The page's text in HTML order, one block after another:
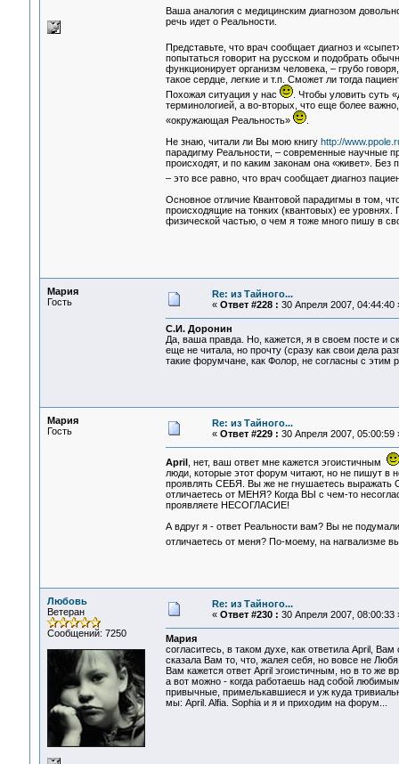
Ваша аналогия с медицинским диагнозом
речь идет о Реальности.
Представьте, что врач сообщает диагноз и
попытаться говорит на русском и подобрать
функционирует организм человека, – грубо
такое сердце, легкие и т.п. Сможет ли тогда
Похожая ситуация у нас
. Чтобы уловить суть
терминологией, а во-вторых, что еще более
«окружающая Реальность»
.
Не знаю, читали ли Вы мою книгу http://
парадигму Реальности, – современные научные
происходят, и по каким законам она «живет». Без
– это все равно, что врач сообщает диагноз
Основное отличие Квантовой парадигмы в том,
происходящие на тонких (квантовых) ее
физической частью, о чем я тоже много пишу в
Мария
Гость
Re: из Тайного...
« Ответ #228 : 30 Апреля 2007, 04:44:40
С.И. Доронин
Да, ваша правда. Но, кажется, я в своем посте и
еще не читала, но прочту (сразу как свои дела
такие форумчане, как Фолор, не согласны с этим
Мария
Гость
Re: из Тайного...
« Ответ #229 : 30 Апреля 2007, 05:00:59
April
, нет, ваш ответ мне кажется эгоистичным
люди, которые этот форум читают, но не пишут в
проявлять СЕБЯ. Вы же не гнушаетесь
отличаетесь от МЕНЯ? Когда ВЫ с чем-то
проявляете НЕСОГЛАСИЕ!
А вдруг я - ответ Реальности вам? Вы не
отличаетесь от меня? По-моему, на нагвализме
Любовь
Ветеран
Сообщений: 7250
Re: из Тайного...
« Ответ #230 : 30 Апреля 2007, 08:00:33
Мария
согласитесь, в таком духе, как ответила April,
сказала Вам то, что, жалея себя, но вовсе не
Вам кажется ответ April эгоистичным, но в то же
а вот можно - когда работаешь над собой
привычные, примелькавшиеся и уж куда
мы: April. Alfia. Sophia и я и приходим на форум...